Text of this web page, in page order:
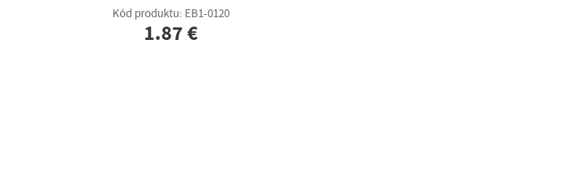
Kód produktu: EB1-0120
1.87 €